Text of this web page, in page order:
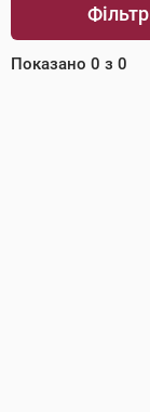
Показано 0 з 0